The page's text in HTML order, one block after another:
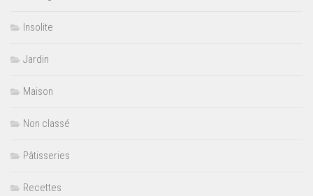
Insolite
Jardin
Maison
Non classé
Pâtisseries
Recettes